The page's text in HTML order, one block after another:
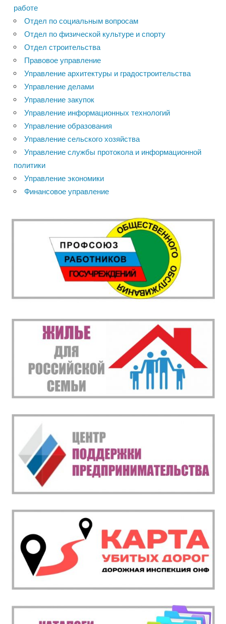
работе
Отдел по социальным вопросам
Отдел по физической культуре и спорту
Отдел строительства
Правовое управление
Управление архитектуры и градостроительства
Управление делами
Управление закупок
Управление информационных технологий
Управление образования
Управление сельского хозяйства
Управление службы протокола и информационной
политики
Управление экономики
Финансовое управление